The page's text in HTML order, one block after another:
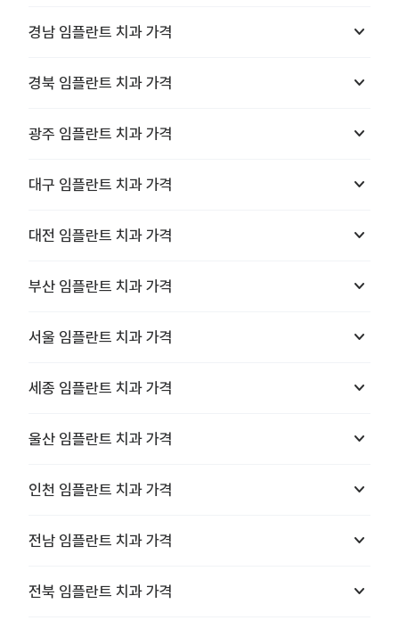
경남 임플란트 치과 가격 keyboard_arrow_down
경북 임플란트 치과 가격 keyboard_arrow_down
광주 임플란트 치과 가격 keyboard_arrow_down
대구 임플란트 치과 가격 keyboard_arrow_down
대전 임플란트 치과 가격 keyboard_arrow_down
부산 임플란트 치과 가격 keyboard_arrow_down
서울 임플란트 치과 가격 keyboard_arrow_down
세종 임플란트 치과 가격 keyboard_arrow_down
울산 임플란트 치과 가격 keyboard_arrow_down
인천 임플란트 치과 가격 keyboard_arrow_down
전남 임플란트 치과 가격 keyboard_arrow_down
전북 임플란트 치과 가격 keyboard_arrow_down